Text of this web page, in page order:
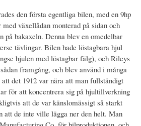
den första egentliga bilen, med en 9hp
växellådan monterad på sidan och
bakaxeln. Denna blev en omedelbar
tävlingar. Bilen hade löstagbara hjul
hjulen med löstagbar fälg), och Rileys
framgång, och blev använd i många
det 1912 var nära att man fullständigt
för att koncentrera sig på hjultillverkning
att de var känslomässigt så starkt
de inte ville lägga ner den helt. Man